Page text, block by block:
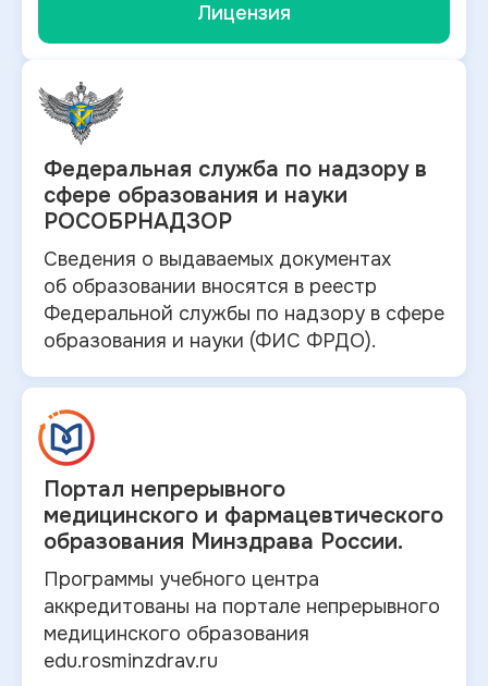
Лицензия
Федеральная служба по надзору в
сфере образования и науки
РОСОБРНАДЗОР
Сведения о выдаваемых документах
об образовании вносятся в реестр
Федеральной службы по надзору в сфере
образования и науки (ФИС ФРДО).
Портал непрерывного
медицинского и фармацевтического
образования Минздрава России.
Программы учебного центра
аккредитованы на портале непрерывного
медицинского образования
edu.rosminzdrav.ru